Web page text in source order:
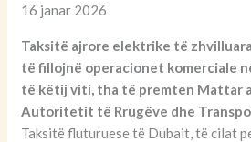
16 janar 2026
Taksitë ajrore elektrike të
të fillojnë operacionet komerciale
të këtij viti, tha të premten Mattar
Autoritetit të Rrugëve dhe
Taksitë fluturuese të Dubait, të cilat